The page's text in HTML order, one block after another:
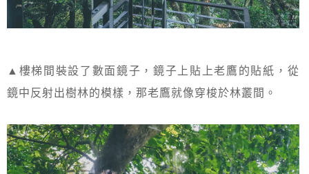
▲樓梯間裝設了數面鏡子，鏡子上貼上老鷹的貼紙，從
鏡中反射出樹林的模樣，那老鷹就像穿梭於林叢間。